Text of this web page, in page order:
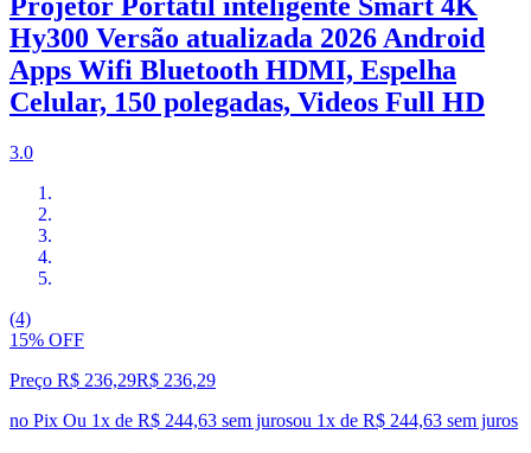
Hy300 Versão atualizada 2026 Android
Apps Wifi Bluetooth HDMI, Espelha
Celular, 150 polegadas, Videos Full HD
3.0
(4)
15% OFF
Preço R$ 236,29R$ 236,29
no Pix Ou 1x de R$ 244,63 sem jurosou 1x de R$ 244,63 sem juros